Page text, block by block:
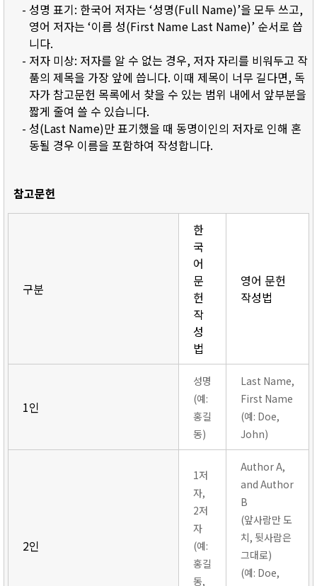
- 성명 표기: 한국어 저자는 ‘성명(Full Name)’을 모두 쓰고,
영어 저자는 ‘이름 성(First Name Last Name)’ 순서로 씁
니다.
- 저자 미상: 저자를 알 수 없는 경우, 저자 자리를 비워두고 작
품의 제목을 가장 앞에 씁니다. 이때 제목이 너무 길다면, 독
자가 참고문헌 목록에서 찾을 수 있는 범위 내에서 앞부분을
짧게 줄여 쓸 수 있습니다.
- 성(Last Name)만 표기했을 때 동명이인의 저자로 인해 혼
동될 경우 이름을 포함하여 작성합니다.
참고문헌
구분
한
국
어
문
헌
작
성
법
영어 문헌
작성법
1인
성명
(예:
홍길
동)
Last Name,
First Name
(예: Doe,
John)
2인
1저
자,
2저
자
(예:
홍길
동,
Author A,
and Author
B
(앞사람만 도
치, 뒷사람은
그대로)
(예: Doe,